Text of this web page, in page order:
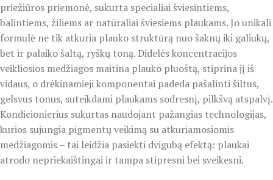
priežiūros priemonė, sukurta specialiai šviesintiems,
balintiems, žiliems ar natūraliai šviesiems plaukams. Jo unikali
formulė ne tik atkuria plauko struktūrą nuo šaknų iki galiukų,
bet ir palaiko šaltą, ryškų toną. Didelės koncentracijos
veikliosios medžiagos maitina plauko pluoštą, stiprina jį iš
vidaus, o drėkinamieji komponentai padeda pašalinti šiltus,
gelsvus tonus, suteikdami plaukams sodresnį, pilkšvą atspalvį.
Kondicionierius sukurtas naudojant pažangias technologijas,
kurios sujungia pigmentų veikimą su atkuriamosiomis
medžiagomis – tai leidžia pasiekti dvigubą efektą: plaukai
atrodo nepriekaištingai ir tampa stipresni bei sveikesni.